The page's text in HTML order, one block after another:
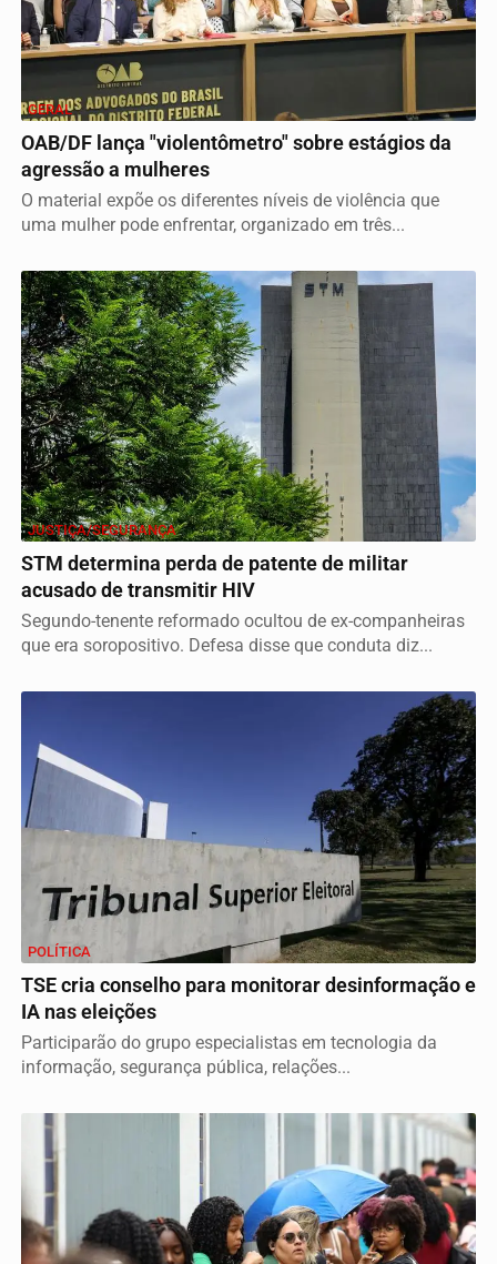
GERAL
OAB/DF lança "violentômetro" sobre estágios da
agressão a mulheres
O material expõe os diferentes níveis de violência que
uma mulher pode enfrentar, organizado em três...
JUSTIÇA/SEGURANÇA
STM determina perda de patente de militar
acusado de transmitir HIV
Segundo-tenente reformado ocultou de ex-companheiras
que era soropositivo. Defesa disse que conduta diz...
POLÍTICA
TSE cria conselho para monitorar desinformação e
IA nas eleições
Participarão do grupo especialistas em tecnologia da
informação, segurança pública, relações...